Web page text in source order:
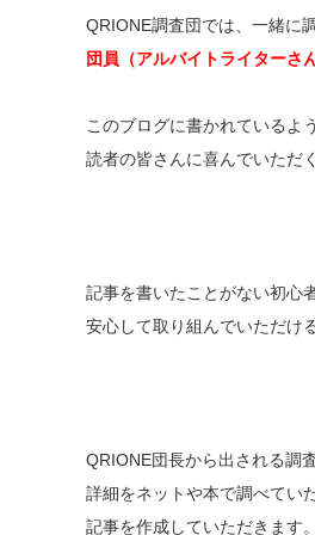
QRIONE調査団では、一緒に
団員（アルバイトライターさ
このブログに書かれているよ
読者の皆さんに喜んでいただ
記事を書いたことがない初心
安心して取り組んでいただけ
QRIONE団長から出される調
詳細をネットや本で調べてい
記事を作成していただきます。